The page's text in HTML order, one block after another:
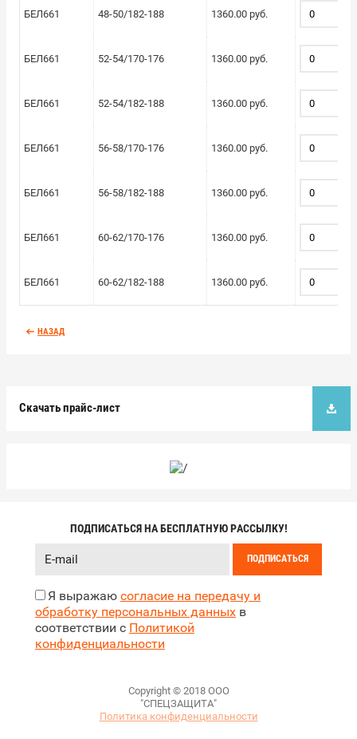
Скачать прайс-лист
БЕЛ661 48-50/182-188 1360.00 руб.
БЕЛ661 52-54/170-176 1360.00 руб.
БЕЛ661 52-54/182-188 1360.00 руб.
БЕЛ661 56-58/170-176 1360.00 руб.
БЕЛ661 56-58/182-188 1360.00 руб.
БЕЛ661 60-62/170-176 1360.00 руб.
БЕЛ661 60-62/182-188 1360.00 руб.
НАЗАД
ПОДПИСАТЬСЯ НА БЕСПЛАТНУЮ РАССЫЛКУ!
Я выражаю согласие на передачу и
обработку персональных данных в
соответствии с Политикой
конфиденциальности
ПОДПИСАТЬСЯ
Copyright © 2018 ООО
"СПЕЦЗАЩИТА"
Политика конфиденциальности